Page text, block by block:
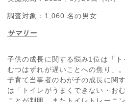
調査対象：1,060 名の男女
サマリー
子供の成長に関する悩み1位は「
むつはずれが遅いことへの焦り」。
子育て当事者のわが子の成長に関
は「トイレがうまくできない・お
ことが判明。またトイレトレーニ